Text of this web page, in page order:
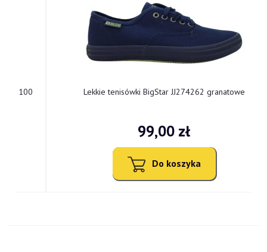
Lekkie tenisówki BigStar JJ274262 granatowe
99,00 zł
Do koszyka